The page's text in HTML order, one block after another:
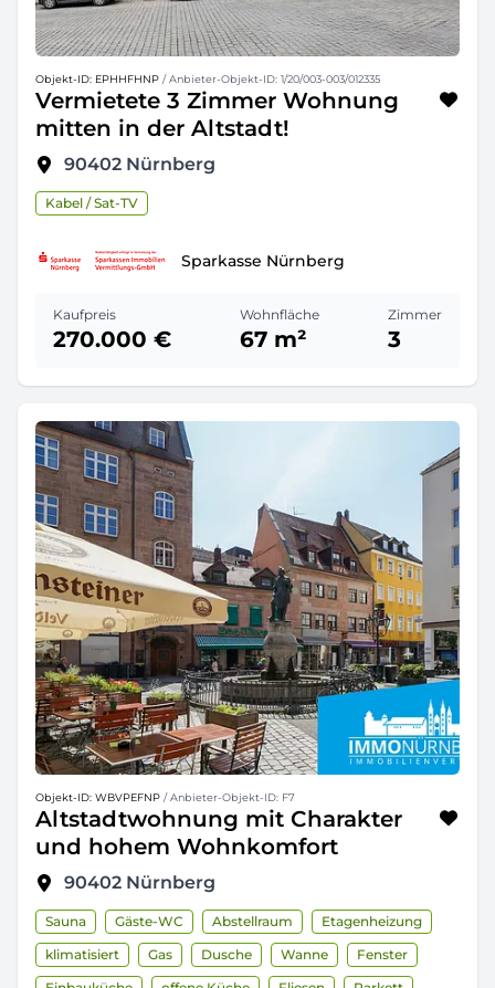
Objekt-ID: EPHHFHNP / Anbieter-Objekt-ID: 1/20/003-003/012335
Vermietete 3 Zimmer Wohnung
mitten in der Altstadt!
90402 Nürnberg
Kabel / Sat-TV
Sparkasse Nürnberg
Kaufpreis
270.000 €
Wohnfläche
67 m²
Zimmer
3
Objekt-ID: WBVPEFNP / Anbieter-Objekt-ID: F7
Altstadtwohnung mit Charakter
und hohem Wohnkomfort
90402 Nürnberg
Sauna Gäste-WC Abstellraum
Etagenheizung
klimatisiert
Gas Dusche Wanne
Fenster